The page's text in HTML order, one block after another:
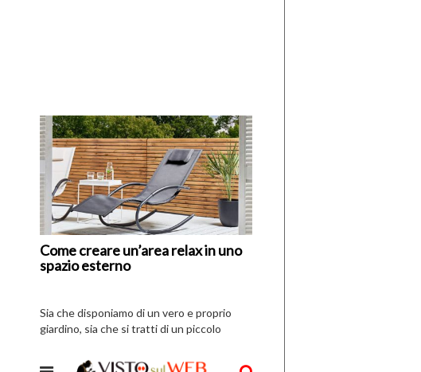
Come creare un’area relax in uno
spazio esterno
di
I
Vespri
Sia che disponiamo di un vero e proprio
giardino, sia che si tratti di un piccolo